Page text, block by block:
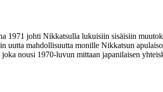
1971 johti Nikkatsulla lukuisiin sisäisiin
uutta mahdollisuutta monille Nikkatsun
joka nousi 1970‑luvun mittaan japanilaisen